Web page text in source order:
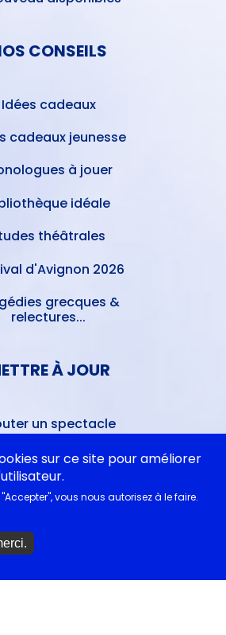
CONSEILS
Idées cadeaux
cadeaux jeunesse
à jouer
idéale
théâtrales
d'Avignon 2026
grecques &
relectures...
À JOUR
un spectacle
un événement
des artistes à
Macron
EN CLASSE
sur ce site pour améliorer
vous nous autorisez à le faire.